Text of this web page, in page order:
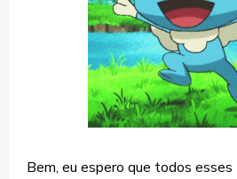
Bem, eu espero que todos